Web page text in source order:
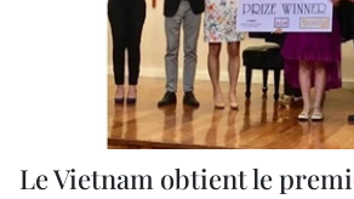
Le Vietnam obtient le